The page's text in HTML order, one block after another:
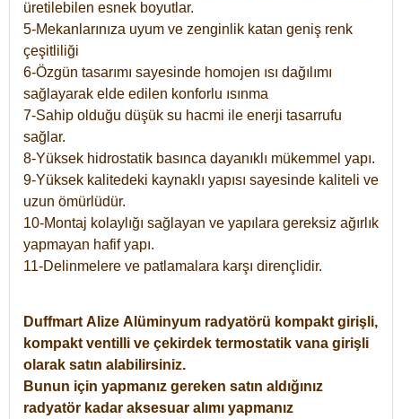
üretilebilen esnek boyutlar.
5-Mekanlarınıza uyum ve zenginlik katan geniş renk
çeşitliliği
6-Özgün tasarımı sayesinde homojen ısı dağılımı
sağlayarak elde edilen konforlu ısınma
7-Sahip olduğu düşük su hacmi ile enerji tasarrufu
sağlar.
8-Yüksek hidrostatik basınca dayanıklı mükemmel yapı.
9-Yüksek kalitedeki kaynaklı yapısı sayesinde kaliteli ve
uzun ömürlüdür.
10-Montaj kolaylığı sağlayan ve yapılara gereksiz ağırlık
yapmayan hafif yapı.
11-Delinmelere ve patlamalara karşı dirençlidir.
Duffmart Alize Alüminyum radyatörü kompakt girişli,
kompakt ventilli ve çekirdek termostatik vana girişli
olarak satın alabilirsiniz.
Bunun için yapmanız gereken satın aldığınız
radyatör kadar aksesuar alımı yapmanız